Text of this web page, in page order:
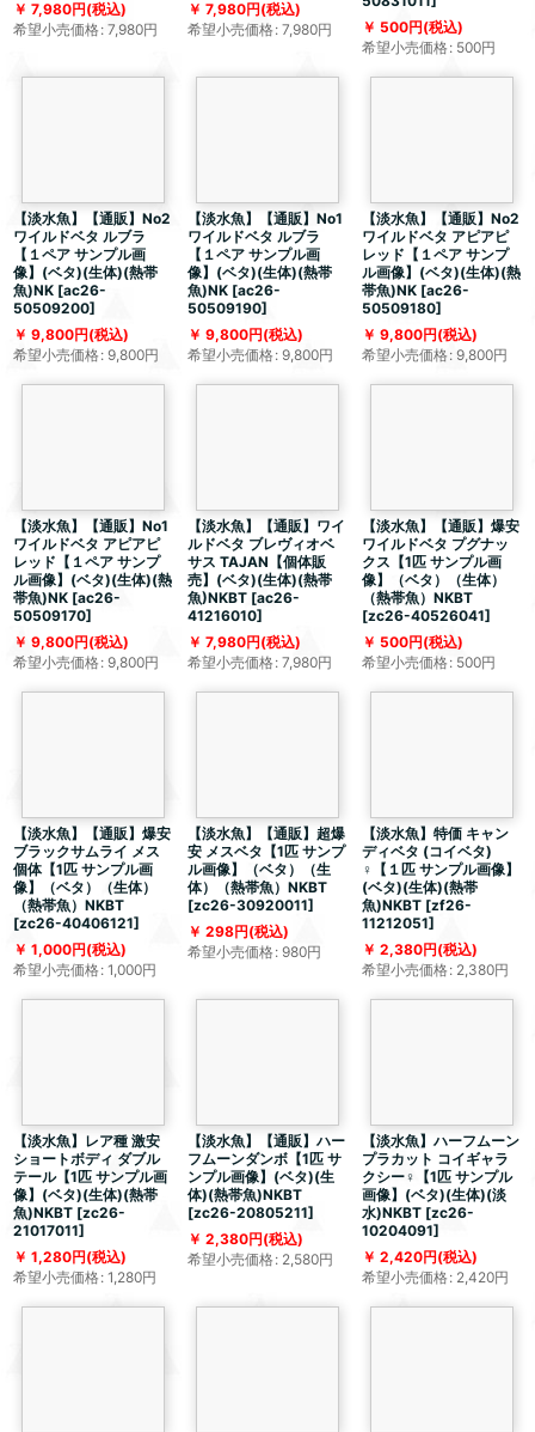
7,980円(税込)
希望小売価格: 7,980円
7,980円(税込)
希望小売価格: 7,980円
500円(税込)
希望小売価格: 500円
【淡水魚】【通販】No2
ワイルドベタ ルブラ
【１ペア サンプル画
像】(ベタ)(生体)(熱帯
魚)NK [ac26-
50509200]
9,800円(税込)
希望小売価格: 9,800円
【淡水魚】【通販】No1
ワイルドベタ ルブラ
【１ペア サンプル画
像】(ベタ)(生体)(熱帯
魚)NK [ac26-
50509190]
9,800円(税込)
希望小売価格: 9,800円
【淡水魚】【通販】No2
ワイルドベタ アピアピ
レッド【１ペア サンプ
ル画像】(ベタ)(生体)(熱
帯魚)NK [ac26-
50509180]
9,800円(税込)
希望小売価格: 9,800円
【淡水魚】【通販】No1
ワイルドベタ アピアピ
レッド【１ペア サンプ
ル画像】(ベタ)(生体)(熱
帯魚)NK [ac26-
50509170]
9,800円(税込)
希望小売価格: 9,800円
【淡水魚】【通販】ワイ
ルドベタ ブレヴィオベ
サス TAJAN【個体販
売】(ベタ)(生体)(熱帯
魚)NKBT [ac26-
41216010]
7,980円(税込)
希望小売価格: 7,980円
【淡水魚】【通販】爆安
ワイルドベタ プグナッ
クス【1匹 サンプル画
像】（ベタ）（生体）
（熱帯魚）NKBT
[zc26-40526041]
500円(税込)
希望小売価格: 500円
【淡水魚】【通販】爆安
ブラックサムライ メス
個体【1匹 サンプル画
像】（ベタ）（生体）
（熱帯魚）NKBT
[zc26-40406121]
1,000円(税込)
希望小売価格: 1,000円
【淡水魚】【通販】超爆
安 メスベタ【1匹 サンプ
ル画像】（ベタ）（生
体）（熱帯魚）NKBT
[zc26-30920011]
298円(税込)
希望小売価格: 980円
【淡水魚】特価 キャン
ディベタ (コイベタ)
♀【１匹 サンプル画像】
(ベタ)(生体)(熱帯
魚)NKBT [zf26-
11212051]
2,380円(税込)
希望小売価格: 2,380円
【淡水魚】レア種 激安
ショートボディ ダブル
テール【1匹 サンプル画
像】(ベタ)(生体)(熱帯
魚)NKBT [zc26-
21017011]
1,280円(税込)
希望小売価格: 1,280円
【淡水魚】【通販】ハー
フムーンダンボ【1匹 サ
ンプル画像】(ベタ)(生
体)(熱帯魚)NKBT
[zc26-20805211]
2,380円(税込)
希望小売価格: 2,580円
【淡水魚】ハーフムーン
プラカット コイギャラ
クシー♀【1匹 サンプル
画像】(ベタ)(生体)(淡
水)NKBT [zc26-
10204091]
2,420円(税込)
希望小売価格: 2,420円